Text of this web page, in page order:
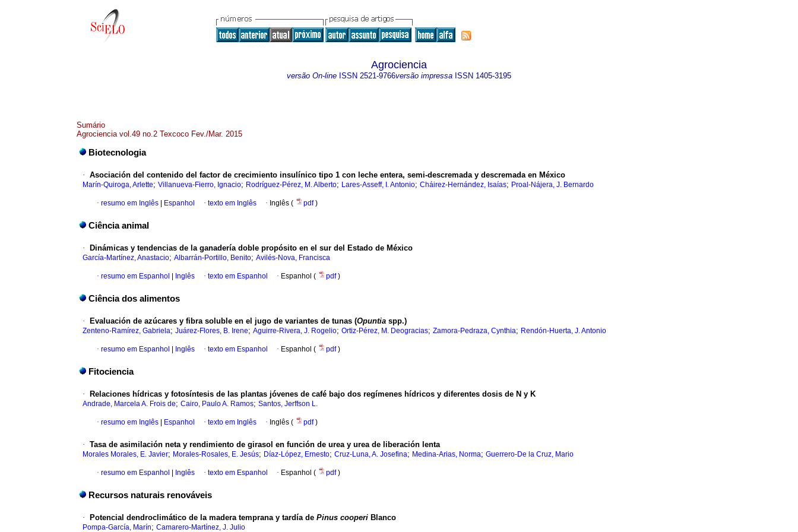
Agrociencia
versão On-line ISSN 2521-9766versão impressa ISSN 1405-3195
Sumário
Agrociencia vol.49 no.2 Texcoco Fev./Mar. 2015
Biotecnologia
· Asociación del contenido del factor de crecimiento insulínico tipo 1 con leche entera, semi-descremada y descremada en México
Marín-Quiroga, Arlette; Villanueva-Fierro, Ignacio; Rodríguez-Pérez, M. Alberto; Lares-Asseff, I. Antonio; Cháirez-Hernández, Isaías; Proal-Nájera, J. Bernardo
· resumo em Inglês Espanhol · texto em Inglês · Inglês ( pdf)
Ciência animal
· Dinámicas y tendencias de la ganadería doble propósito en el sur del Estado de México
García-Martínez, Anastacio; Albarrán-Portillo, Benito; Avilés-Nova, Francisca
· resumo em Espanhol Inglês · texto em Espanhol · Espanhol ( pdf)
Ciência dos alimentos
· Evaluación de azúcares y fibra soluble en el jugo de variantes de tunas (Opuntia spp.)
Zenteno-Ramírez, Gabriela; Juárez-Flores, B. Irene; Aguirre-Rivera, J. Rogelio; Ortiz-Pérez, M. Deogracias; Zamora-Pedraza, Cynthia; Rendón-Huerta, J. Antonio
· resumo em Espanhol Inglês · texto em Espanhol · Espanhol ( pdf)
Fitociencia
· Relaciones hídricas y fotosíntesis de las plantas jóvenes de café bajo dos regímenes hídricos y diferentes dosis de N y K
Andrade, Marcela A. Frois de; Cairo, Paulo A. Ramos; Santos, Jerffson L.
· resumo em Inglês Espanhol · texto em Inglês · Inglês ( pdf)
· Tasa de asimilación neta y rendimiento de girasol en función de urea y urea de liberación lenta
Morales Morales, E. Javier; Morales-Rosales, E. Jesús; Díaz-López, Ernesto; Cruz-Luna, A. Josefina; Medina-Arias, Norma; Guerrero-De la Cruz, Mario
· resumo em Espanhol Inglês · texto em Espanhol · Espanhol ( pdf)
Recursos naturais renováveis
· Potencial dendroclimático de la madera temprana y tardía de Pinus cooperi Blanco
Pompa-García, Marín; Camarero-Martínez, J. Julio